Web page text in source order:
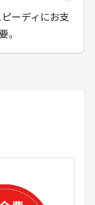
ーディにお支
。